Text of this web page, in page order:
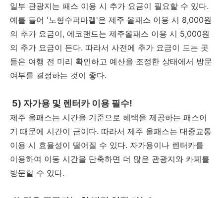
일부 관광지는 패스 이용 시 추가 요금이 필요할 수 있다.
예를 들어 '노형수퍼마켙'은 제주 올패스 이용 시 8,000원
의 추가 요금이, 에코랜드는 제주올패스 이용 시 5,000원
의 추가 요금이 든다. 따라서 사전에 추가 요금이 드는 곳
들은 여행 전 미리 확인하고 예산을 조정한 상태에서 방문
여부를 결정하는 것이 좋다.
5) 자가용 및 렌터카 이용 필수!
제주 올패스는 시간을 기준으로 혜택을 제공하는 패스이
기 때문에 시간이 금이다. 따라서 제주 올패스는 대중교통
이용 시 효율성이 떨어질 수 있다. 자가용이나 렌터카를
이용하여 이동 시간을 단축하면 더 많은 관광지와 카페를
방문할 수 있다.